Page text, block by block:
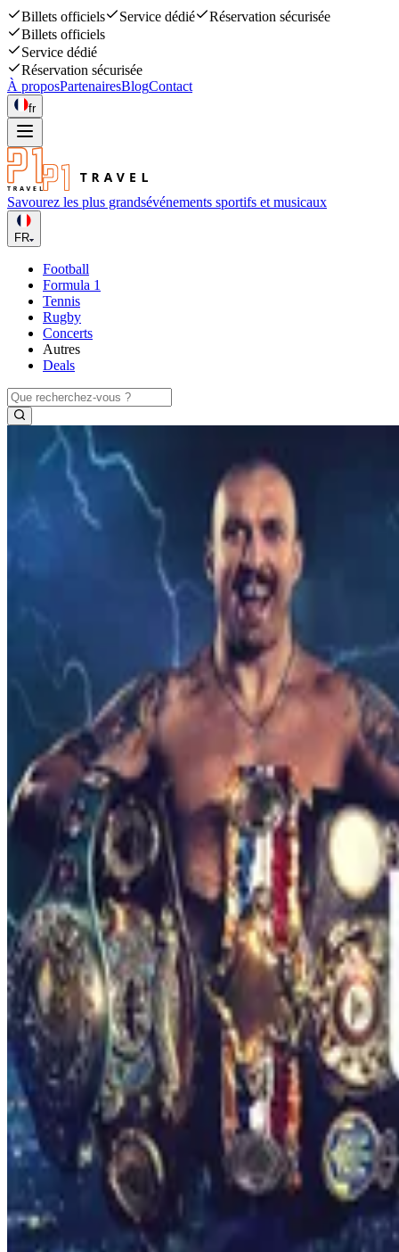
Billets officiels Service dédié
Réservation sécurisée
Billets officiels
Service dédié
Réservation sécurisée
À proposPartenairesBlogContact
fr
Savourez les plus grandsévénements sportifs et musicaux
FR
Football
Formula 1
Tennis
Rugby
Concerts
Autres
Deals